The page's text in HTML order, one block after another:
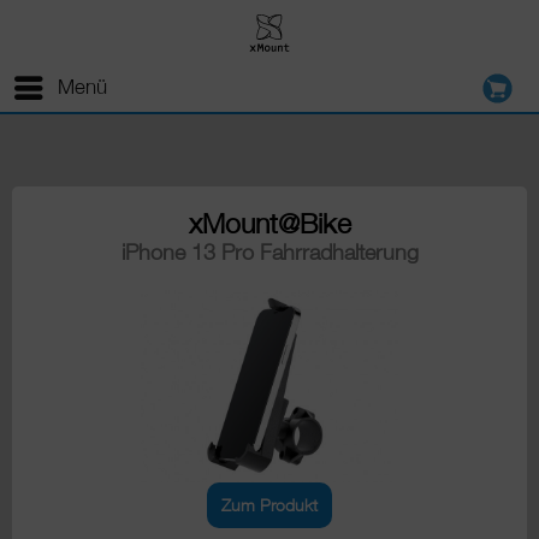
Menü
xMount@Bike
iPhone 13 Pro Fahrradhalterung
Zum Produkt